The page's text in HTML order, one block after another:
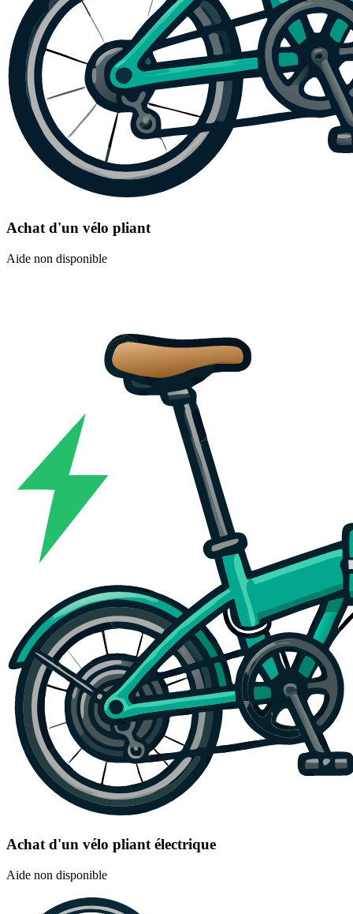
Achat d'un vélo pliant
Aide non disponible
Achat d'un vélo pliant électrique
Aide non disponible